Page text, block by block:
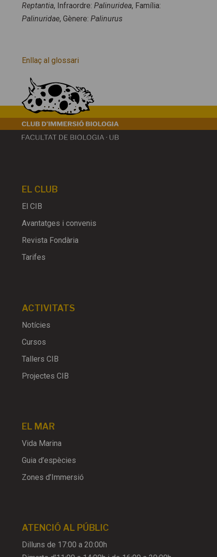
Reptantia, Infraordre: Palinuridea, Família:
Palinuridae, Gènere: Palinurus
Enllaç al glossari
EL CLUB
El CIB
Avantatges i convenis
Revista Fondària
Tarifes
ACTIVITATS
Notícies
Cursos
Tallers CIB
Projectes CIB
EL MAR
Vida Marina
Guia d’espècies
Zones d’Immersió
ATENCIÓ AL PÚBLIC
Dilluns de 17:00 a 20:00h